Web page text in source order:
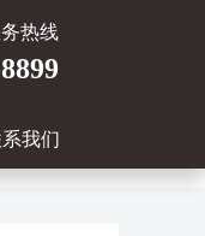
热线
我们